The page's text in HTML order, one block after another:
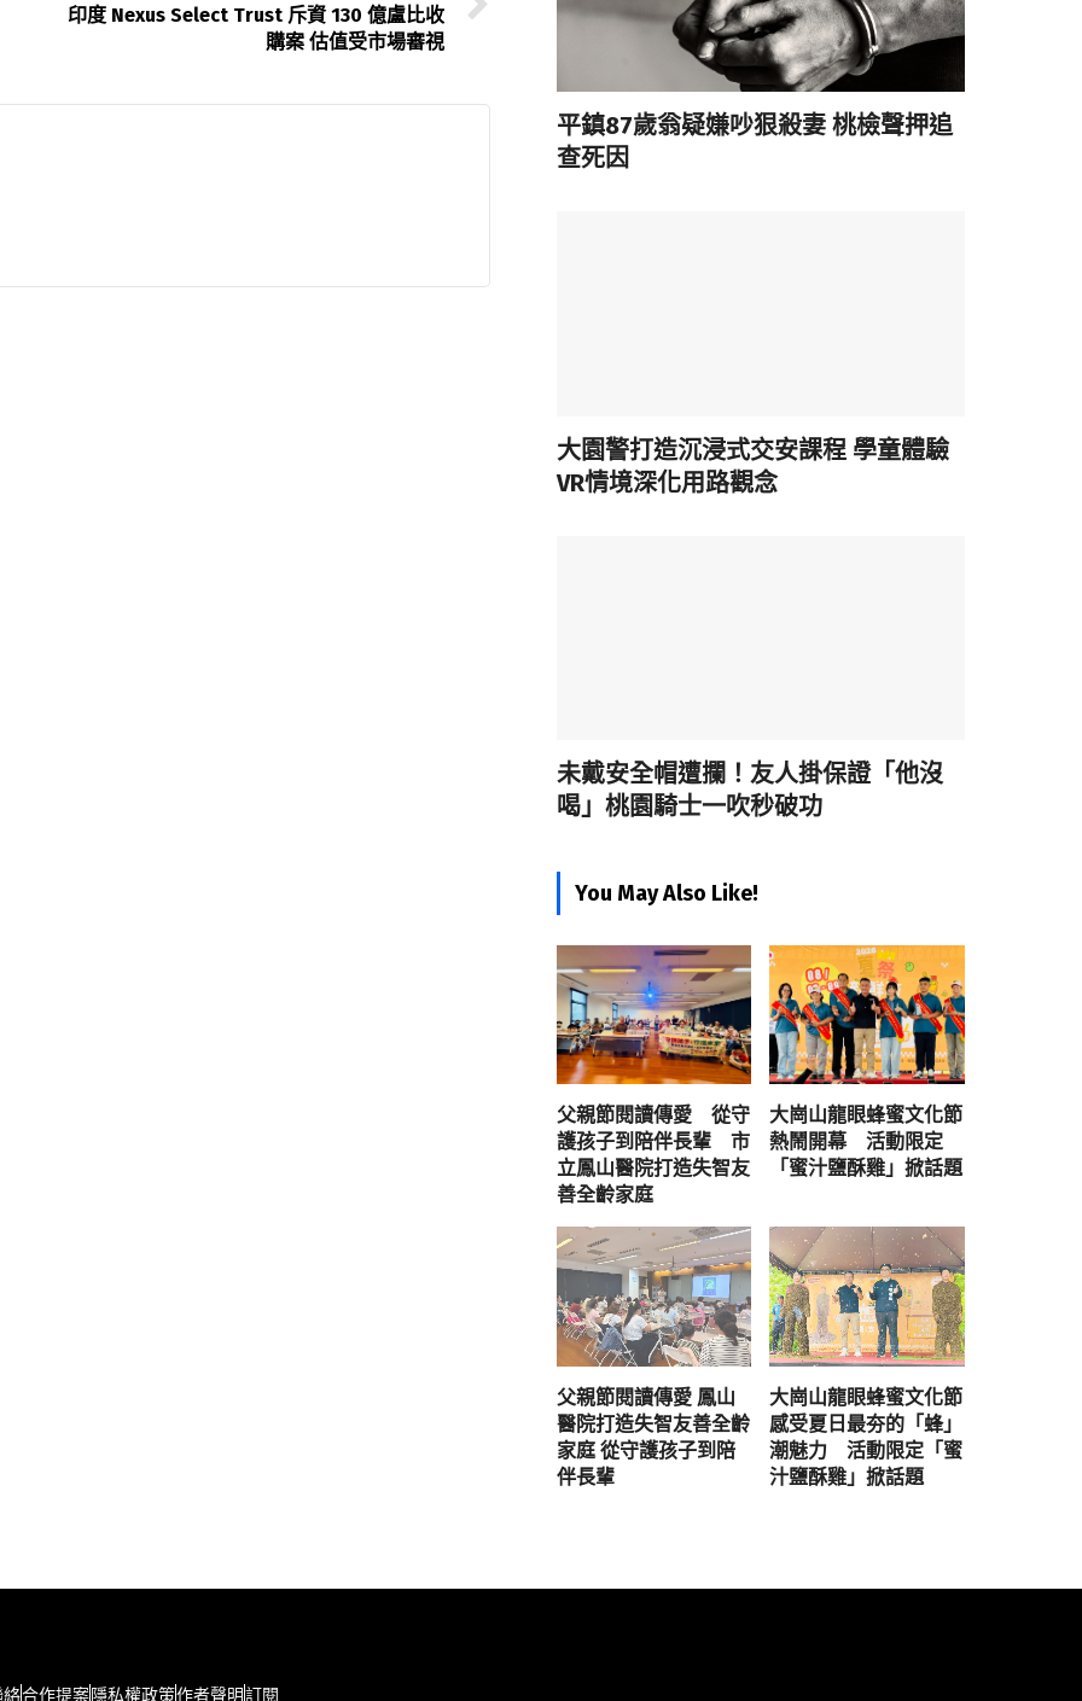
印度 Nexus Select Trust 斥資 130 億盧比收
購案 估值受市場審視
平鎮87歲翁疑嫌吵狠殺妻 桃檢聲押追
查死因
大園警打造沉浸式交安課程 學童體驗
VR情境深化用路觀念
未戴安全帽遭攔！友人掛保證「他沒
喝」桃園騎士一吹秒破功
You May Also Like!
父親節閱讀傳愛 從守
護孩子到陪伴長輩 市
立鳳山醫院打造失智友
善全齡家庭
大崗山龍眼蜂蜜文化節
熱鬧開幕 活動限定
「蜜汁鹽酥雞」掀話題
父親節閱讀傳愛 鳳山
醫院打造失智友善全齡
家庭 從守護孩子到陪
伴長輩
大崗山龍眼蜂蜜文化節
感受夏日最夯的「蜂」
潮魅力 活動限定「蜜
汁鹽酥雞」掀話題
絡合作提案隱私權政策作者聲明訂閱